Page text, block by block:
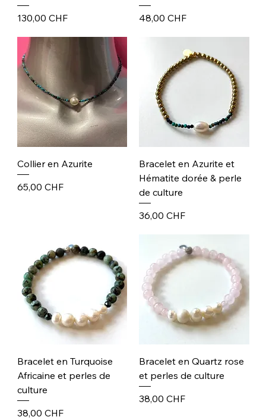
Prix
130,00 CHF
Prix
48,00 CHF
Collier en Azurite
Prix
65,00 CHF
Bracelet en Azurite et
Hématite dorée & perle
de culture
Prix
36,00 CHF
Bracelet en Turquoise
Africaine et perles de
culture
Prix
38,00 CHF
Bracelet en Quartz rose
et perles de culture
Prix
38,00 CHF